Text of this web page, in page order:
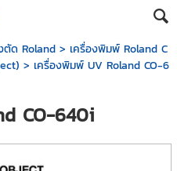
ตัด Roland> เครื่องพิมพ์ Roland C
> เครื่องพิมพ์ UV Roland CO-6
CO-640i